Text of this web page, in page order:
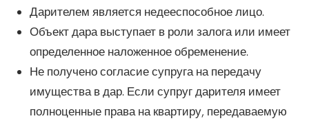
Дарителем является недееспособное лицо.
Объект дара выступает в роли залога или имеет
определенное наложенное обременение.
Не получено согласие супруга на передачу
имущества в дар. Если супруг дарителя имеет
полноценные права на квартиру, передаваемую